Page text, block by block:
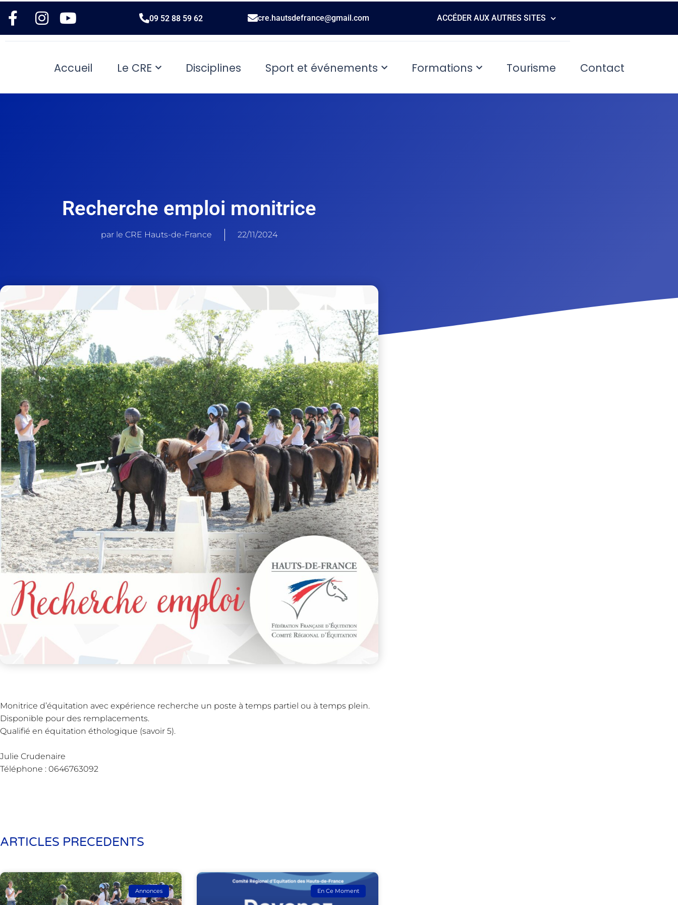
09 52 88 59 62 cre.hautsdefrance@gmail.com ACCÉDER AUX AUTRES SITES
Accueil Le CRE Disciplines Sport et événements Formations Tourisme Contact
Recherche emploi monitrice
par le CRE Hauts-de-France 22/11/2024
Monitrice d’équitation avec expérience recherche un poste à temps partiel ou à temps plein.
Disponible pour des remplacements.
Qualifié en équitation éthologique (savoir 5).
Julie Crudenaire
Téléphone : 0646763092
ARTICLES PRECEDENTS
Annonces En Ce Moment